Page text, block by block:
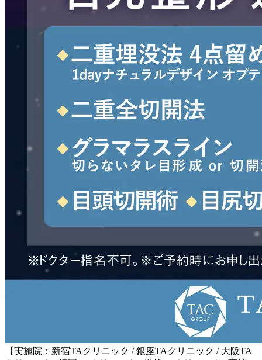
【実施院：新宿TAクリニック / 銀座TAクリニック / 大阪TA